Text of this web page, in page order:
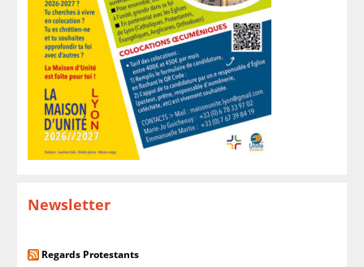
Newsletter
Regards Protestants